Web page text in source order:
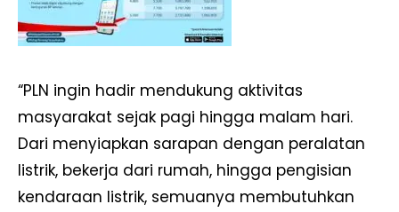
“PLN ingin hadir mendukung aktivitas
masyarakat sejak pagi hingga malam hari.
Dari menyiapkan sarapan dengan peralatan
listrik, bekerja dari rumah, hingga pengisian
kendaraan listrik, semuanya membutuhkan